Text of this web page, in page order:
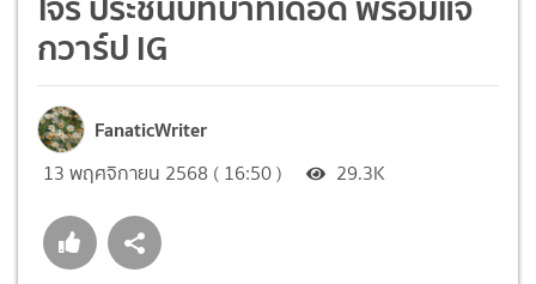
กวาร์ป IG
FanaticWriter
13 พฤศจิกายน 2568 ( 16:50 ) 29.3K